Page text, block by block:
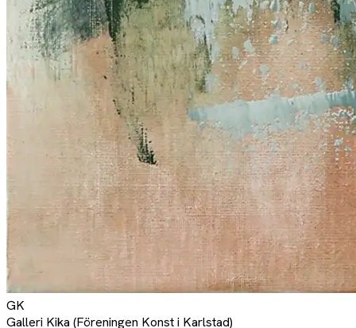
GK
Galleri Kika (Föreningen Konst i Karlstad)